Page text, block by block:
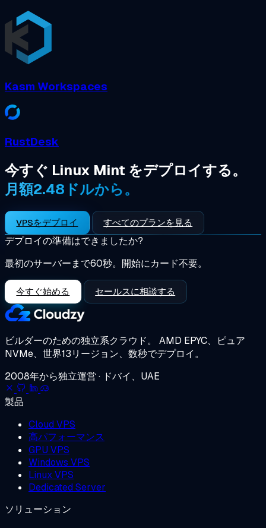
Kasm Workspaces
RustDesk
今すぐ Linux Mint をデプロイする。
月額2.48ドルから。
VPSをデプロイ すべてのプランを見る
デプロイの準備はできましたか?
最初のサーバーまで60秒。開始にカード不要。
今すぐ始める セールスに相談する
ビルダーのための独立系クラウド。 AMD EPYC、ピュア
NVMe、世界13リージョン、数秒でデプロイ。
2008年から独立運営 · ドバイ、UAE
製品
Cloud VPS
高パフォーマンス
GPU VPS
Windows VPS
Linux VPS
Dedicated Server
ソリューション